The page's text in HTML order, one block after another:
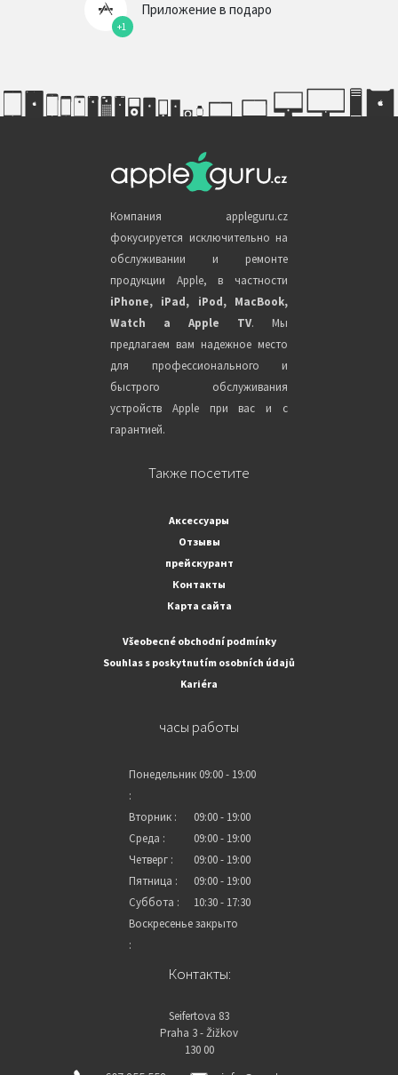
+1
Приложение в подаро
Компания appleguru.cz
фокусируется исключительно на
обслуживании и ремонте
продукции Apple, в частности
iPhone, iPad, iPod, MacBook,
Watch a Apple TV. Мы
предлагаем вам надежное место
для профессионального и
быстрого обслуживания
устройств Apple при вас и с
гарантией.
Также посетите
Аксессуары
Отзывы
прейскурант
Контакты
Карта сайта
Všeobecné obchodní podmínky
Souhlas s poskytnutím osobních údajů
Kariéra
часы работы
Понедельник
:
09:00 - 19:00
Вторник :
09:00 - 19:00
Среда :
09:00 - 19:00
Четверг :
09:00 - 19:00
Пятница :
09:00 - 19:00
Суббота :
10:30 - 17:30
Воскресенье
:
закрыто
Контакты:
Seifertova 83
Praha 3 - Žižkov
130 00